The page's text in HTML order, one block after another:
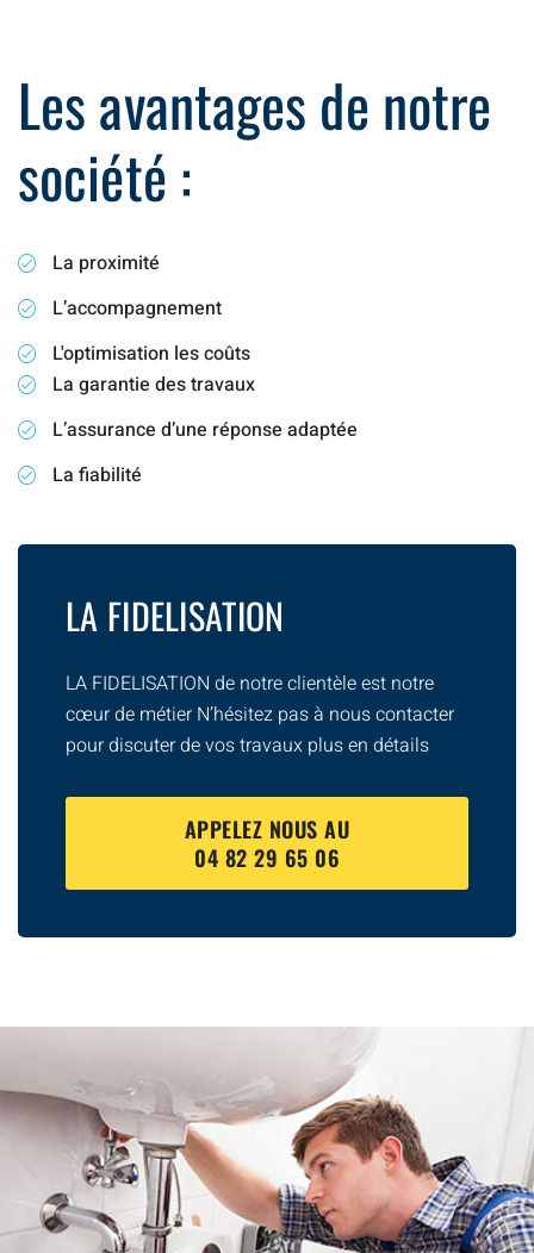
Les avantages de notre
société :
La proximité
L’accompagnement
L'optimisation les coûts
La garantie des travaux
L’assurance d’une réponse adaptée
La fiabilité
LA FIDELISATION
LA FIDELISATION de notre clientèle est notre
cœur de métier N’hésitez pas à nous contacter
pour discuter de vos travaux plus en détails
APPELEZ NOUS AU
04 82 29 65 06